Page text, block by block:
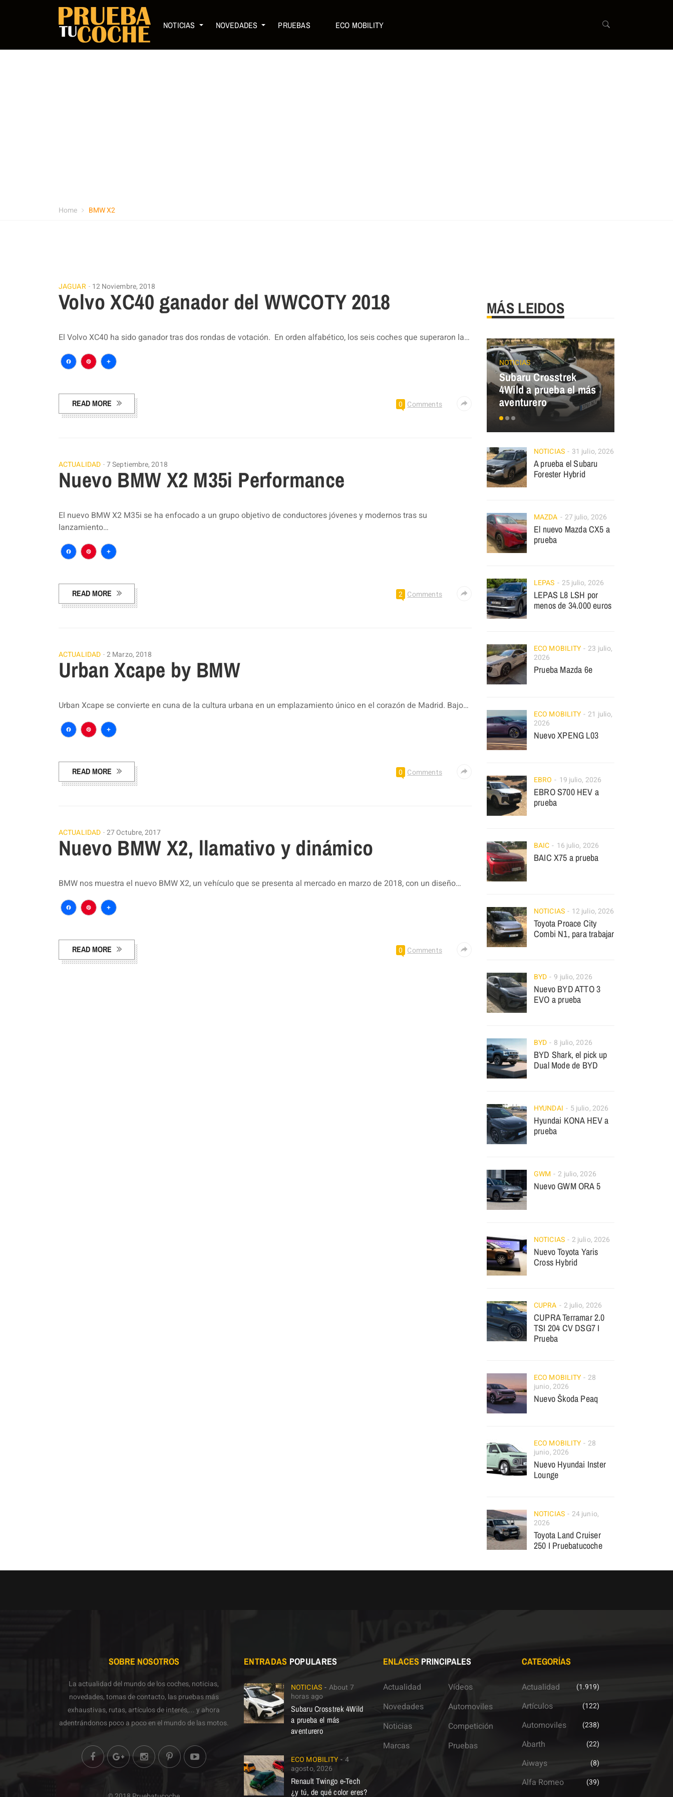
NOTICIAS NOVEDADES PRUEBAS ECO MOBILITY
Home BMW X2
JAGUAR 12 Noviembre, 2018
Volvo XC40 ganador del WWCOTY 2018
El Volvo XC40 ha sido ganador tras dos rondas de votación. En orden alfabético, los seis coches que superaron la…
Facebook
Pinterest
Compartir
READ MORE 0 Comments
ACTUALIDAD 7 Septiembre, 2018
Nuevo BMW X2 M35i Performance
El nuevo BMW X2 M35i se ha enfocado a un grupo objetivo de conductores jóvenes y modernos tras su
lanzamiento…
Facebook
Pinterest
Compartir
READ MORE 2 Comments
ACTUALIDAD 2 Marzo, 2018
Urban Xcape by BMW
Urban Xcape se convierte en cuna de la cultura urbana en un emplazamiento único en el corazón de Madrid. Bajo…
Facebook
Pinterest
Compartir
READ MORE 0 Comments
ACTUALIDAD 27 Octubre, 2017
Nuevo BMW X2, llamativo y dinámico
BMW nos muestra el nuevo BMW X2, un vehículo que se presenta al mercado en marzo de 2018, con un diseño…
Facebook
Pinterest
Compartir
READ MORE 0 Comments
MÁS LEIDOS
NOTICIAS
Subaru Crosstrek
4Wild a prueba el más
aventurero
NOTICIAS 31 julio, 2026
A prueba el Subaru
Forester Hybrid
MAZDA 27 julio, 2026
El nuevo Mazda CX5 a
prueba
LEPAS 25 julio, 2026
LEPAS L8 LSH por
menos de 34.000 euros
ECO MOBILITY
23 julio,
2026
Prueba Mazda 6e
ECO MOBILITY
21 julio,
2026
Nuevo XPENG L03
EBRO 19 julio, 2026
EBRO S700 HEV a
prueba
BAIC 16 julio, 2026
BAIC X75 a prueba
NOTICIAS 12 julio, 2026
Toyota Proace City
Combi N1, para trabajar
BYD 9 julio, 2026
Nuevo BYD ATTO 3
EVO a prueba
BYD 8 julio, 2026
BYD Shark, el pick up
Dual Mode de BYD
HYUNDAI 5 julio, 2026
Hyundai KONA HEV a
prueba
GWM 2 julio, 2026
Nuevo GWM ORA 5
NOTICIAS 2 julio, 2026
Nuevo Toyota Yaris
Cross Hybrid
CUPRA 2 julio, 2026
CUPRA Terramar 2.0
TSI 204 CV DSG7 I
Prueba
ECO MOBILITY
28
junio, 2026
Nuevo Škoda Peaq
ECO MOBILITY
28
junio, 2026
Nuevo Hyundai Inster
Lounge
NOTICIAS
24 junio,
2026
Toyota Land Cruiser
250 I Pruebatucoche
SOBRE NOSOTROS
La actualidad del mundo de los coches, noticias,
novedades, tomas de contacto, las pruebas más
exhaustivas, rutas, artículos de interés,... y ahora
adentrándonos poco a poco en el mundo de las motos.
ENTRADAS POPULARES
NOTICIAS
About 7
horas ago
Subaru Crosstrek 4Wild
a prueba el más
aventurero
ECO MOBILITY
4
agosto, 2026
Renault Twingo e-Tech
¿y tú, de qué color eres?
ENLACESPRINCIPALES
Actualidad
Novedades
Noticias
Marcas
Vídeos
Automoviles
Competición
Pruebas
CATEGORÍAS
Actualidad (1.919)
Artículos (122)
Automoviles (238)
Abarth (22)
Aiways (8)
Alfa Romeo (39)